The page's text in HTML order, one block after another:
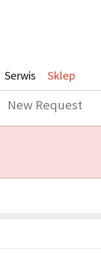
Serwis Sklep
New Request